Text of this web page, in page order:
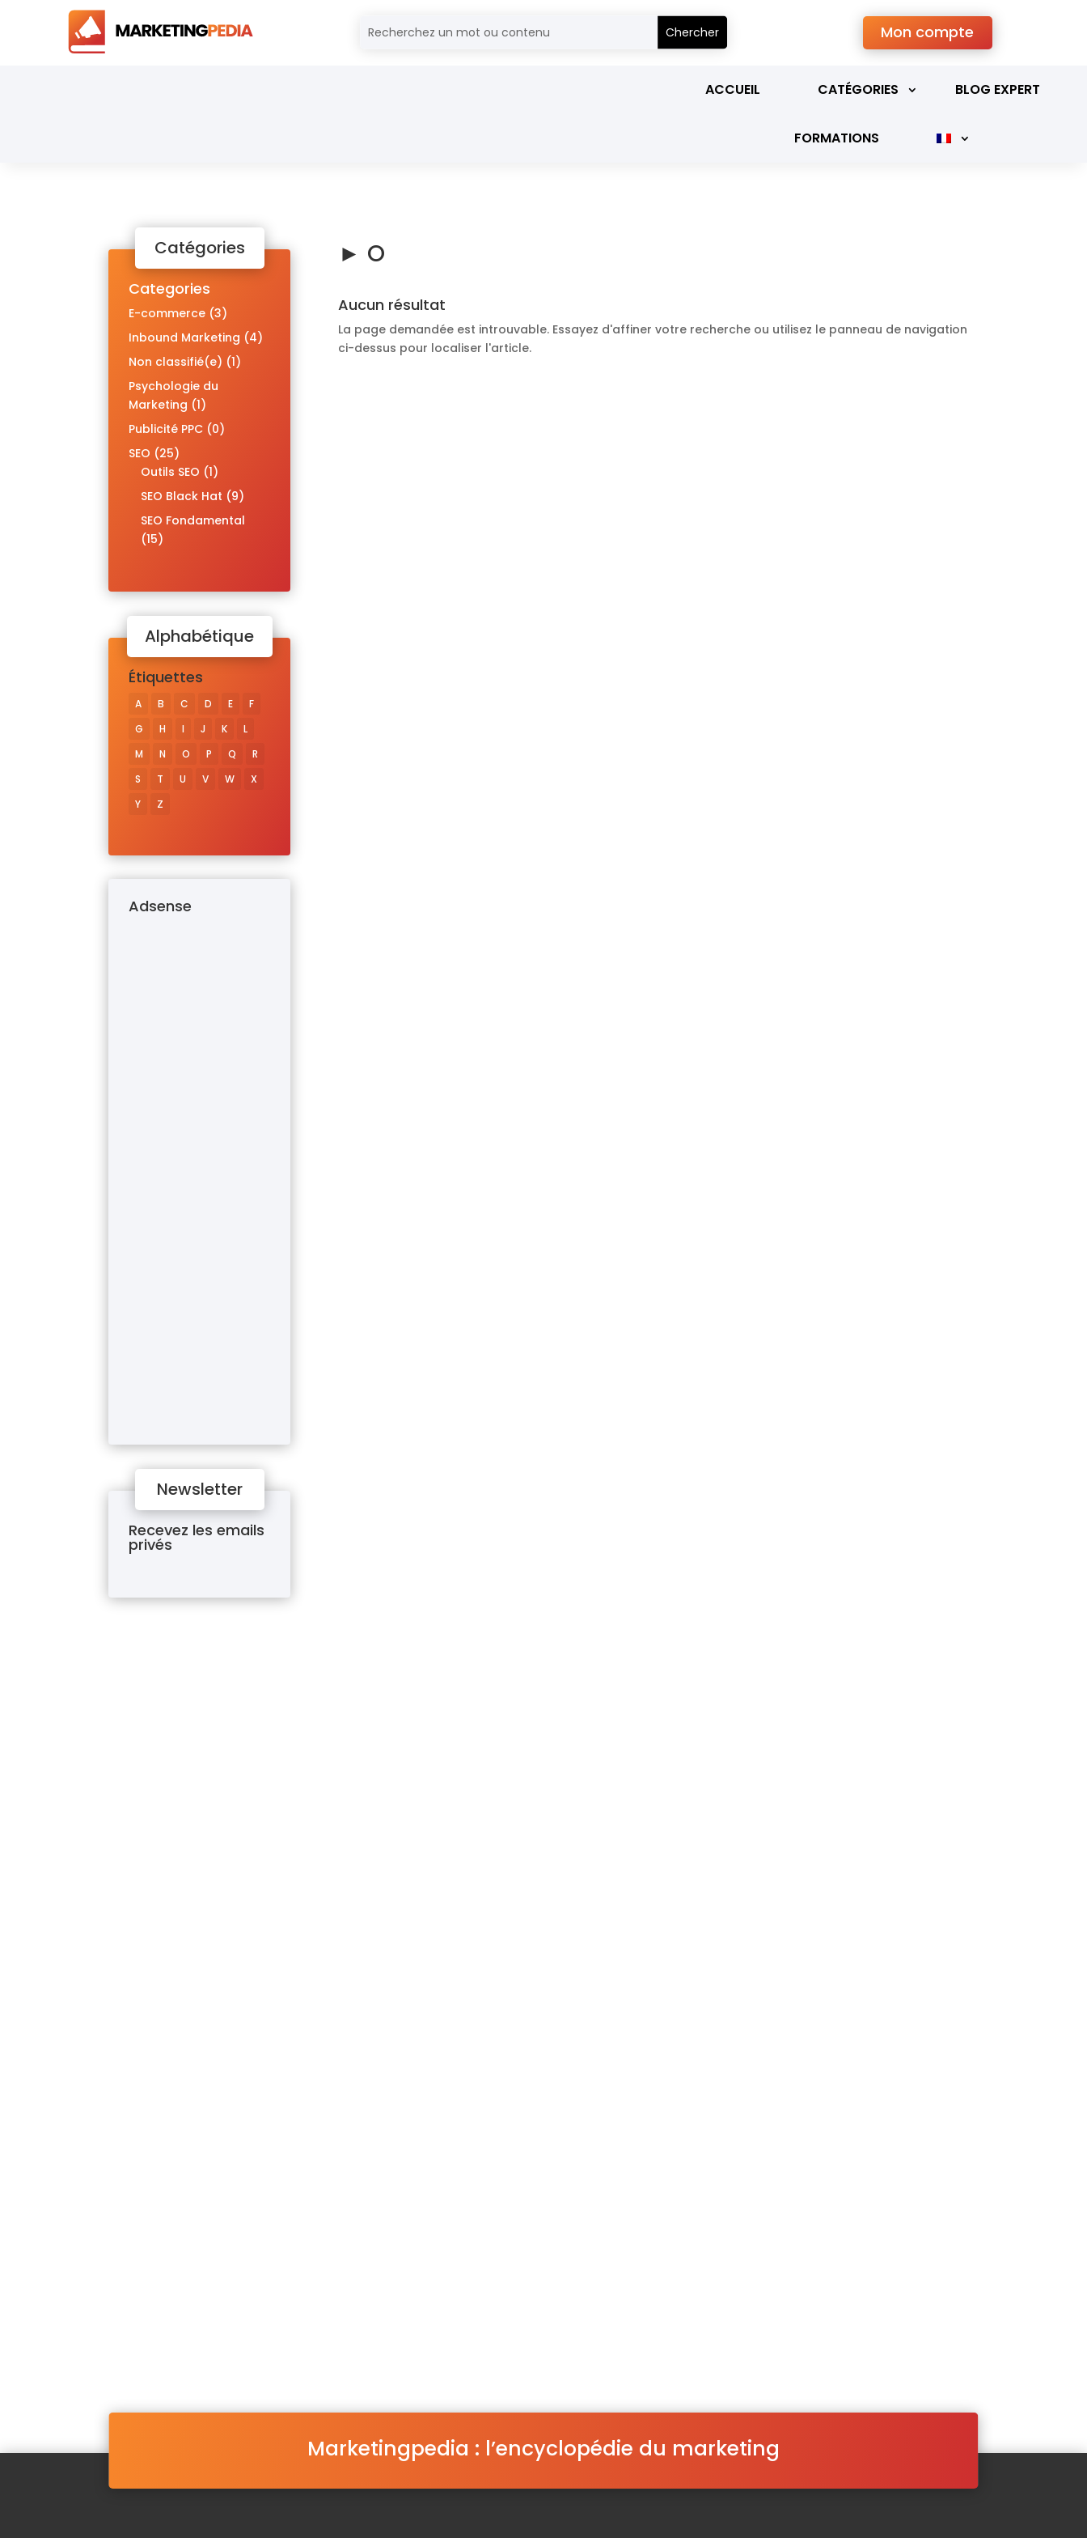
Mon compte
ACCUEIL CATÉGORIES BLOG EXPERT
FORMATIONS
Catégories
Categories
E-commerce (3)
Inbound Marketing (4)
Non classifié(e) (1)
Psychologie du
Marketing (1)
Publicité PPC (0)
SEO (25)
Outils SEO (1)
SEO Black Hat (9)
SEO Fondamental
(15)
Alphabétique
Étiquettes
A B C D E
F
G
H I J K
L
M
N O P Q
R
S
T U V W
X
Y
Z
Adsense
Newsletter
Recevez les emails
privés
O
Aucun résultat
La page demandée est introuvable. Essayez d'affiner votre recherche ou utilisez le panneau de navigation
ci-dessus pour localiser l'article.
Marketingpedia : l’encyclopédie du marketing